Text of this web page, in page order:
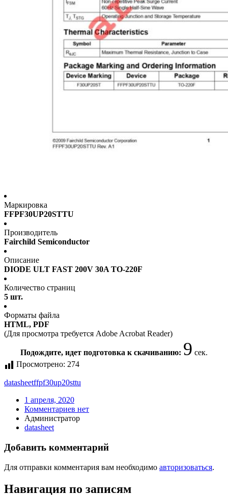
Маркировка
FFPF30UP20STTU
Производитель
Fairchild Semiconductor
Описание
DIODE ULT FAST 200V 30A TO-220F
Количество страниц
5 шт.
Форматы файла
HTML, PDF
(Для просмотра требуется Adobe Acrobat Reader)
Подождите, идет подготовка к скачиванию: 9 сек.
Просмотрено: 274
datasheetffpf30up20sttu
1 апреля, 2020
Комментариев нет
Администратор
datasheet
Добавить комментарий
Для отправки комментария вам необходимо авторизоваться.
Навигация по записям